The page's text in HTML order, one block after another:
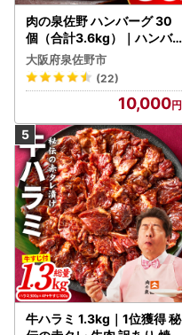
肉の泉佐野 ハンバーグ 30
個（合計3.6kg）｜ハンバ
ーグ 訳あり 黒毛和牛×なに
わポーク
大阪府泉佐野市
(22)
10,000
牛ハラミ 1.3kg｜1位獲得 秘